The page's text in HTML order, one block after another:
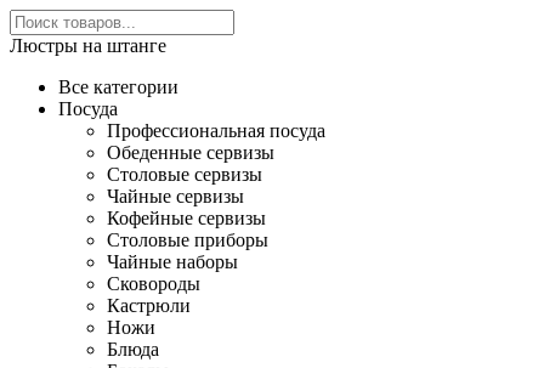
Люстры на штанге
Все категории
Посуда
Профессиональная посуда
Обеденные сервизы
Столовые сервизы
Чайные сервизы
Кофейные сервизы
Столовые приборы
Чайные наборы
Сковороды
Кастрюли
Ножи
Блюда